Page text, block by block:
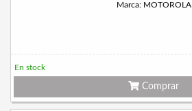
Marca: MOTOROLA
En stock
Comprar